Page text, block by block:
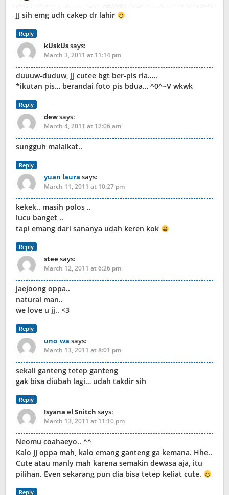
JJ sih emg udh cakep dr lahir
Reply
kUskUssays:
March 3, 2011 at 11:14 pm
duuuw-duduw, JJ cutee bgt ber-pis ria…..
*ikutan pis… berandai foto pis bdua… ^0^~V wkwk
Reply
dewsays:
March 4, 2011 at 12:06 am
sungguh malaikat..
Reply
yuan laura says:
March 11, 2011 at 10:27 pm
kekek.. masih polos ..
lucu banget ..
tapi emang dari sananya udah keren kok
Reply
steesays:
March 12, 2011 at 6:26 pm
jaejoong oppa..
natural man..
we love u jj.. <3
Reply
uno_wa says:
March 13, 2011 at 8:01 pm
sekali ganteng tetep ganteng
gak bisa diubah lagi… udah takdir sih
Reply
Isyana el Snitch says:
March 13, 2011 at 11:10 pm
Neomu coahaeyo.. ^^
Kalo JJ oppa mah, kalo emang ganteng ga kemana. Hhe..
Cute atau manly mah karena semakin dewasa aja, itu
pilihan. Even sekarang pun dia bisa tetep keliat cute.
Reply